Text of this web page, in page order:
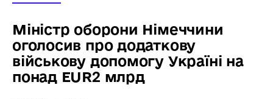
Міністр оборони Німеччини
оголосив про додаткову
військову допомогу Україні на
понад EUR2 млрд